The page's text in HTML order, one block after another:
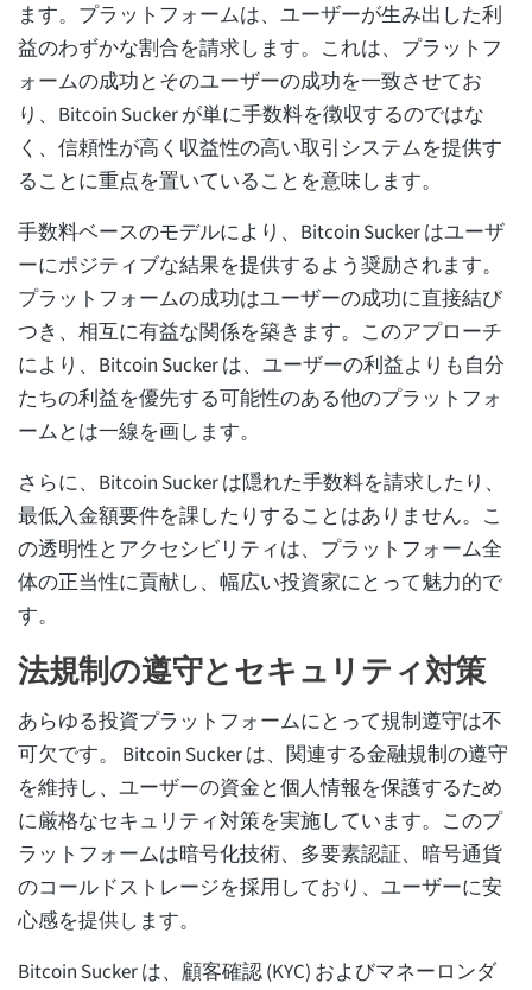
ます。プラットフォームは、ユーザーが生み出した利
益のわずかな割合を請求します。これは、プラットフ
ォームの成功とそのユーザーの成功を一致させてお
り、Bitcoin Sucker が単に手数料を徴収するのではな
く、信頼性が高く収益性の高い取引システムを提供す
ることに重点を置いていることを意味します。
手数料ベースのモデルにより、Bitcoin Sucker はユーザ
ーにポジティブな結果を提供するよう奨励されます。
プラットフォームの成功はユーザーの成功に直接結び
つき、相互に有益な関係を築きます。このアプローチ
により、Bitcoin Sucker は、ユーザーの利益よりも自分
たちの利益を優先する可能性のある他のプラットフォ
ームとは一線を画します。
さらに、Bitcoin Sucker は隠れた手数料を請求したり、
最低入金額要件を課したりすることはありません。こ
の透明性とアクセシビリティは、プラットフォーム全
体の正当性に貢献し、幅広い投資家にとって魅力的で
す。
法規制の遵守とセキュリティ対策
あらゆる投資プラットフォームにとって規制遵守は不
可欠です。 Bitcoin Sucker は、関連する金融規制の遵守
を維持し、ユーザーの資金と個人情報を保護するため
に厳格なセキュリティ対策を実施しています。このプ
ラットフォームは暗号化技術、多要素認証、暗号通貨
のコールドストレージを採用しており、ユーザーに安
心感を提供します。
Bitcoin Sucker は、顧客確認 (KYC) およびマネーロンダ